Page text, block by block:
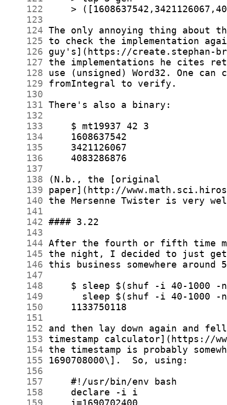
    122
    123
    124
    125
    126
    127
    128
    129
    130
    131
    132
    133
    134
    135
    136
    137
    138
    139
    140
    141
    142
    143
    144
    145
    146
    147
    148
    149
    150
    151
    152
    153
    154
    155
    156
    157
    158
    159